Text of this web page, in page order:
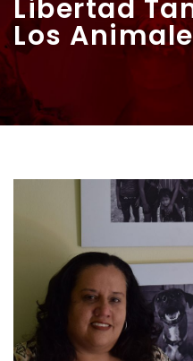
Libertad
Los